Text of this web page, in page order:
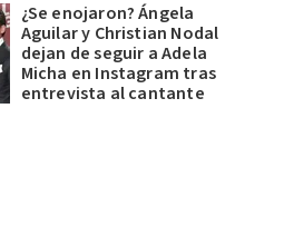
¿Se enojaron? Ángela
Aguilar y Christian Nodal
dejan de seguir a Adela
Micha en Instagram tras
entrevista al cantante